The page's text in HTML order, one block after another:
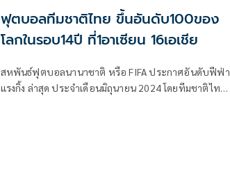
ฟุตบอลทีมชาติไทย ขึ้นอันดับ100ของ
โลกในรอบ14ปี ที่1อาเซียน 16เอเชีย
สหพันธ์ฟุตบอลนานาชาติ หรือ FIFA ประกาศอันดับฟีฟ่า
แรงกิ้ง ล่าสุด ประจำเดือนมิถุนายน 2024 โดยทีมชาติไทย